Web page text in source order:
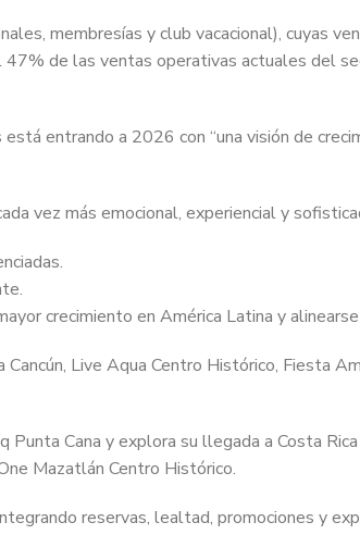
membresías y club vacacional), cuyas
de las ventas operativas actuales del
entrando a 2026 con “una visión de
vez más emocional, experiencial y
crecimiento en América Latina y
Live Aqua Centro Histórico, Fiesta
Cana y explora su llegada a Costa
Mazatlán Centro Histórico.
reservas, lealtad, promociones y